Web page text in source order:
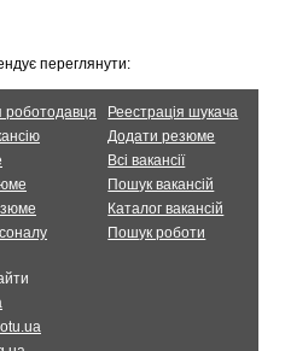
переглянути:
роботодавця
Реестрація шукача
Додати резюме
Всі вакансії
Пошук вакансій
Каталог вакансій
Пошук роботи